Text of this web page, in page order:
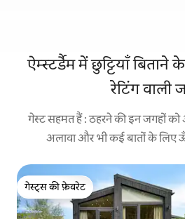
ऐम्स्टर्डैम में छुट्टियाँ
रेटिंग वाली
गेस्ट सहमत हैं : ठहरने की इन जगहों
अलावा और भी कई बातों के लिए
गेस्ट्स की फ़ेवरेट
गेस्ट्स की फ़ेवरेट